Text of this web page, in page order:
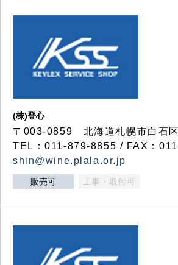
(株)登心
〒003-0859 北海道札幌市白石
TEL：011-879-8855 / FAX：
shin@wine.plala.or.jp
販売可 工事・取付可